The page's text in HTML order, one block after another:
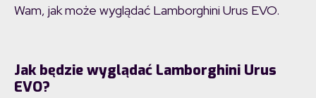
Wam, jak może wyglądać Lamborghini Urus EVO.
Jak będzie wyglądać Lamborghini Urus
EVO?